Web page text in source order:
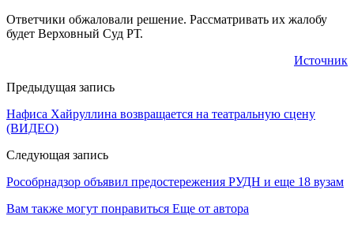
Ответчики обжаловали решение. Рассматривать их жалобу
будет Верховный Суд РТ.
Источник
Предыдущая запись
Нафиса Хайруллина возвращается на театральную сцену
(ВИДЕО)
Следующая запись
Рособрнадзор объявил предостережения РУДН и еще 18 вузам
Вам также могут понравиться Еще от автора